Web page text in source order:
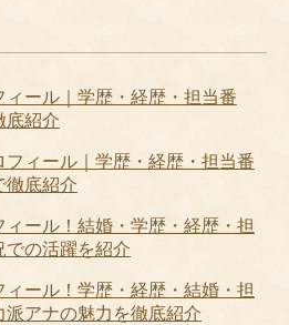
ール｜学歴・経歴・担当番
底紹介
ィール｜学歴・経歴・担当番
徹底紹介
ール！結婚・学歴・経歴・担
での活躍を紹介
ール！学歴・経歴・結婚・担
アナの魅力を徹底紹介